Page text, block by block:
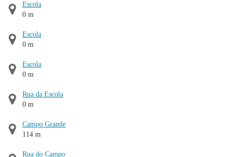
Escola
0 m
Escola
0 m
Escola
0 m
Rua da Escola
0 m
Campo Grande
114 m
Rua do Campo